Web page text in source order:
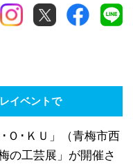
イベントで
Ｏ･ＫＵ」（青梅市西
の工芸展」が開催さ